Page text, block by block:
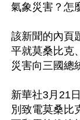
氣象災害？怎
該新聞的內頁
平就莫桑比克
災害向三國總
新華社3月21
別致電莫桑比